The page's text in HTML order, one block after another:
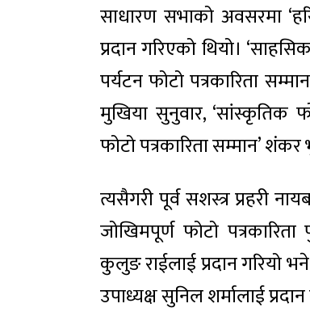
साधारण सभाको अवसरमा
प्रदान गरिएको थियो।
पर्यटन फोटो पत्रकारिता
मुखिया सुनुवार, ‘सांस्कृतिक
फोटो पत्रकारिता सम्मान’
त्यसैगरी पूर्व सशस्त्र प्रहरी
जोखिमपूर्ण फोटो
कुलुङ राईलाई प्रदान गरियो
उपाध्यक्ष सुनिल शर्मालाई